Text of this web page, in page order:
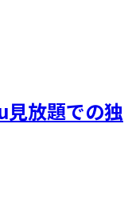
見放題での独